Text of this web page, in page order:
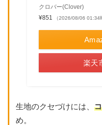
クロバー(Clover)
¥851
（2026/08/06 01:34
楽天
生地のクセづけには、
め。